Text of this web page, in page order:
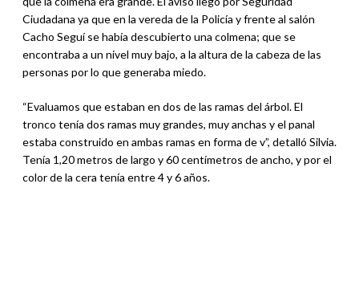
Ciudadana ya que en la vereda de la Policía y frente al salón
Cacho Seguí se había descubierto una colmena; que se
encontraba a un nivel muy bajo, a la altura de la cabeza de las
personas por lo que generaba miedo.
“Evaluamos que estaban en dos de las ramas del árbol. El
tronco tenía dos ramas muy grandes, muy anchas y el panal
estaba construido en ambas ramas en forma de v”, detalló Silvia.
Tenía 1,20 metros de largo y 60 centímetros de ancho, y por el
color de la cera tenía entre 4 y 6 años.